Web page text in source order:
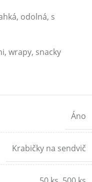
odolná, s
wrapy, snacky
Áno
Krabičky na sendvič